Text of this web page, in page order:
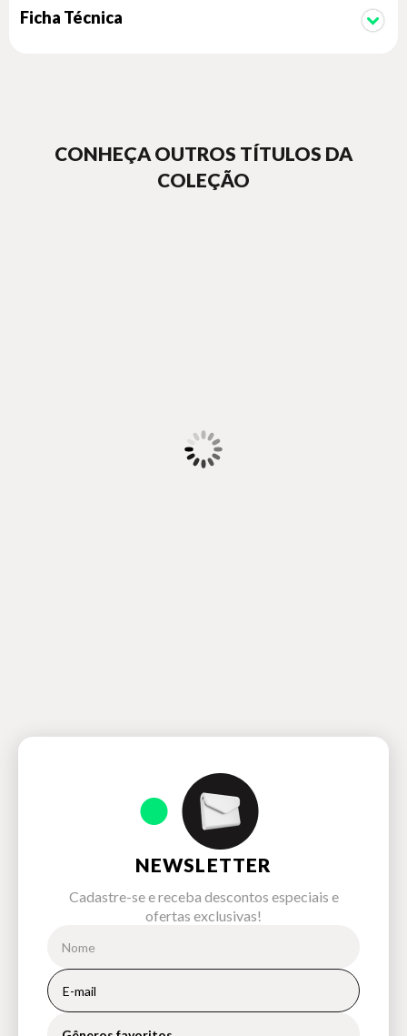
Ficha Técnica
CONHEÇA OUTROS TÍTULOS DA
COLEÇÃO
NEWSLETTER
Cadastre-se e receba descontos especiais e
ofertas exclusivas!